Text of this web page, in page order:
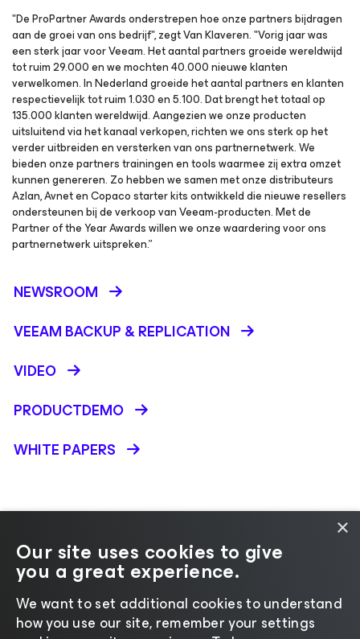
"De ProPartner Awards onderstrepen hoe onze partners bijdragen
aan de groei van ons bedrijf", zegt Van Klaveren. "Vorig jaar was
een sterk jaar voor Veeam. Het aantal partners groeide wereldwijd
tot ruim 29.000 en we mochten 40.000 nieuwe klanten
verwelkomen. In Nederland groeide het aantal partners en klanten
respectievelijk tot ruim 1.030 en 5.100. Dat brengt het totaal op
135.000 klanten wereldwijd. Aangezien we onze producten
uitsluitend via het kanaal verkopen, richten we ons sterk op het
verder uitbreiden en versterken van ons partnernetwerk. We
bieden onze partners trainingen en tools waarmee zij extra omzet
kunnen genereren. Zo hebben we samen met onze distributeurs
Azlan, Avnet en Copaco starter kits ontwikkeld die nieuwe resellers
ondersteunen bij de verkoop van Veeam-producten. Met de
Partner of the Year Awards willen we onze waardering voor ons
partnernetwerk uitspreken.”
NEWSROOM
VEEAM BACKUP &REPLICATION
VIDEO
PRODUCTDEMO
WHITE PAPERS
©2026 Veeam® Software | Privacyverklaring
Andere taal selecteren
×
Our site uses cookies to give
you a great experience.
We want to set additional cookies to understand
how you use our site, remember your settings